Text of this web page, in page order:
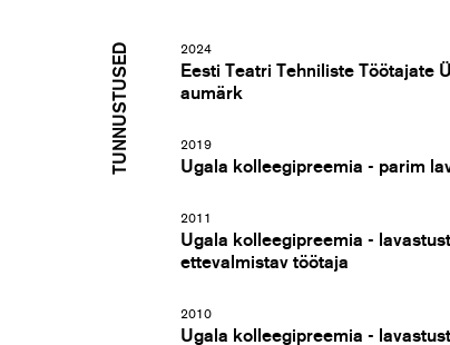
TUNNUSTUSED 2024
Eesti Teatri Tehniliste Töötajate
aumärk
2019
Ugala kolleegipreemia - parim
2011
Ugala kolleegipreemia -
ettevalmistav töötaja
2010
Ugala kolleegipreemia -